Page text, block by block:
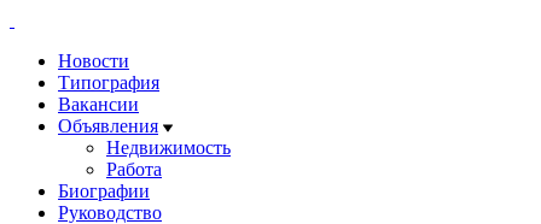
Новости
Типография
Вакансии
Объявления
Недвижимость
Работа
Биографии
Руководство